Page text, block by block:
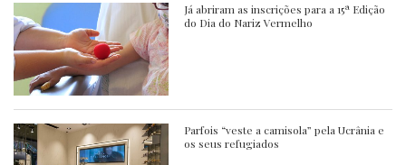
Já abriram as inscrições para a 15ª Edição
do Dia do Nariz Vermelho
Parfois “veste a camisola” pela Ucrânia e
os seus refugiados